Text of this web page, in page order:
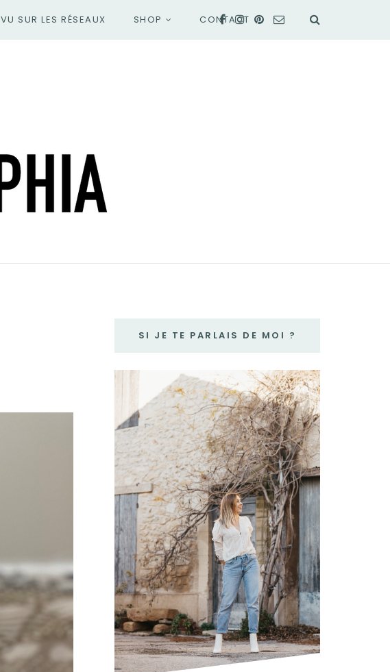
VU SUR LES RÉSEAUX SHOP CONTACT
SI JE TE PARLAIS DE MOI ?